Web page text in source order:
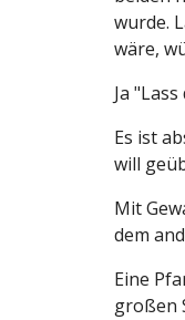
wurde.
wäre,
Ja
Es ist
will
Mit
dem
Eine
großen